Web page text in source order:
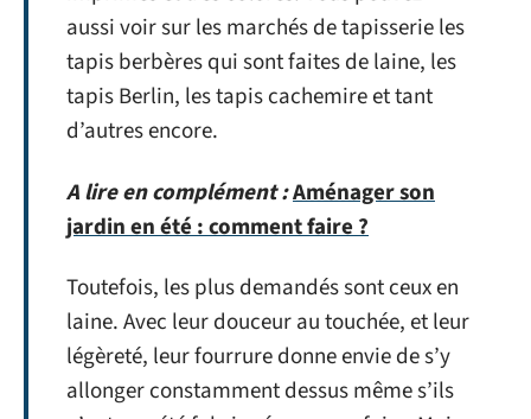
aussi voir sur les marchés de tapisserie les
tapis berbères qui sont faites de laine, les
tapis Berlin, les tapis cachemire et tant
d’autres encore.
A lire en complément :Aménager son
jardin en été : comment faire ?
Toutefois, les plus demandés sont ceux en
laine. Avec leur douceur au touchée, et leur
légèreté, leur fourrure donne envie de s’y
allonger constamment dessus même s’ils